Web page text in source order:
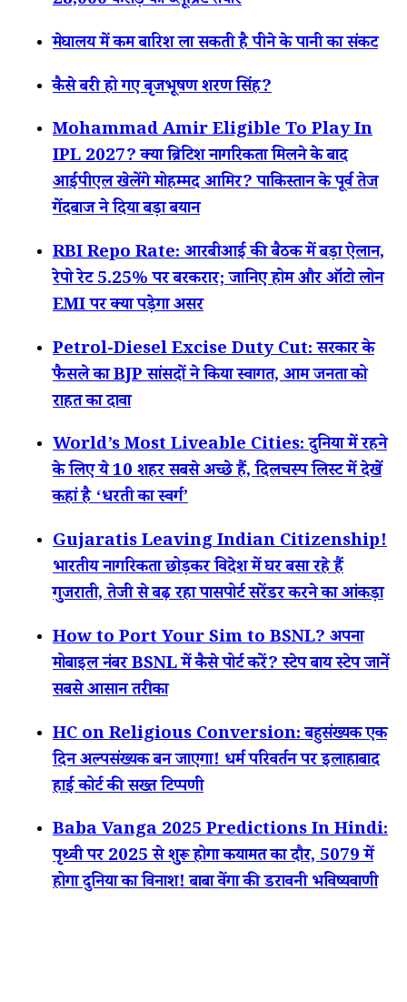
मेघालय में कम बारिश ला सकती है पीने के पानी का संकट
कैसे बरी हो गए बृजभूषण शरण सिंह?
Mohammad Amir Eligible To Play In
IPL 2027? क्या ब्रिटिश नागरिकता मिलने के बाद
आईपीएल खेलेंगे मोहम्मद आमिर? पाकिस्तान के पूर्व तेज
गेंदबाज ने दिया बड़ा बयान
RBI Repo Rate: आरबीआई की बैठक में बड़ा ऐलान,
रेपो रेट 5.25% पर बरकरार; जानिए होम और ऑटो लोन
EMI पर क्या पड़ेगा असर
Petrol-Diesel Excise Duty Cut: सरकार के
फैसले का BJP सांसदों ने किया स्वागत, आम जनता को
राहत का दावा
World’s Most Liveable Cities: दुनिया में रहने
के लिए ये 10 शहर सबसे अच्छे हैं, दिलचस्प लिस्ट में देखें
कहां है ‘धरती का स्वर्ग’
Gujaratis Leaving Indian Citizenship!
भारतीय नागरिकता छोड़कर विदेश में घर बसा रहे हैं
गुजराती, तेजी से बढ़ रहा पासपोर्ट सरेंडर करने का आंकड़ा
How to Port Your Sim to BSNL? अपना
मोबाइल नंबर BSNL में कैसे पोर्ट करें? स्टेप बाय स्टेप जानें
सबसे आसान तरीका
HC on Religious Conversion: बहुसंख्यक एक
दिन अल्पसंख्यक बन जाएगा! धर्म परिवर्तन पर इलाहाबाद
हाई कोर्ट की सख्त टिप्पणी
Baba Vanga 2025 Predictions In Hindi:
पृथ्वी पर 2025 से शुरू होगा कयामत का दौर, 5079 में
होगा दुनिया का विनाश! बाबा वेंगा की डरावनी भविष्यवाणी